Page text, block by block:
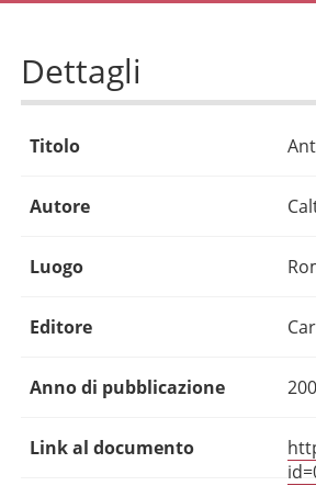
Dettagli
Titolo
Autore
Luogo
Editore
Anno di pubblicazione
Link al documento